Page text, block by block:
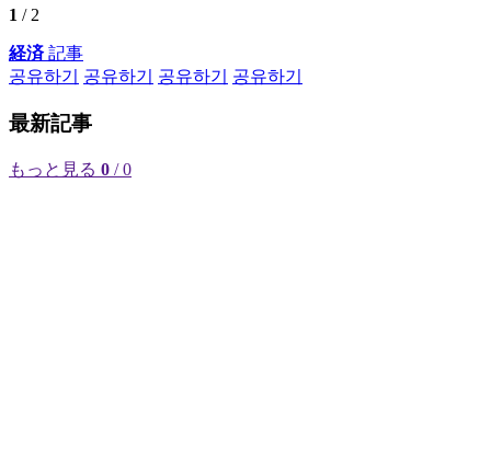
1 / 2
経済記事
공유하기
공유하기 공유하기 공유하기
最新記事
もっと見る 0 / 0